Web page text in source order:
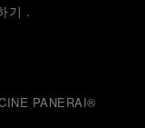
기 .
PANERAI®